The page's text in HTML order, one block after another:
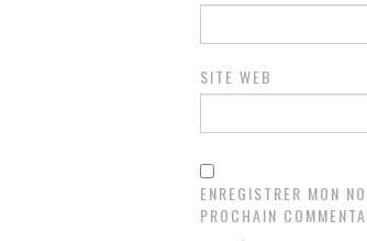
SITE WEB
ENREGISTRER MON
PROCHAIN